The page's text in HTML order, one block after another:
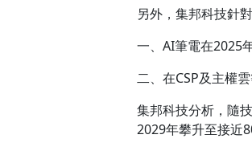
另外，集邦科技針
一、AI筆電在2025
二、在CSP及主權
集邦科技分析，隨
2029年攀升至接近